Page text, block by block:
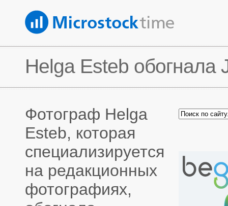
Helga Esteb обогнала
Фотограф Helga
Esteb, которая
специализируется
на редакционных
фотографиях,